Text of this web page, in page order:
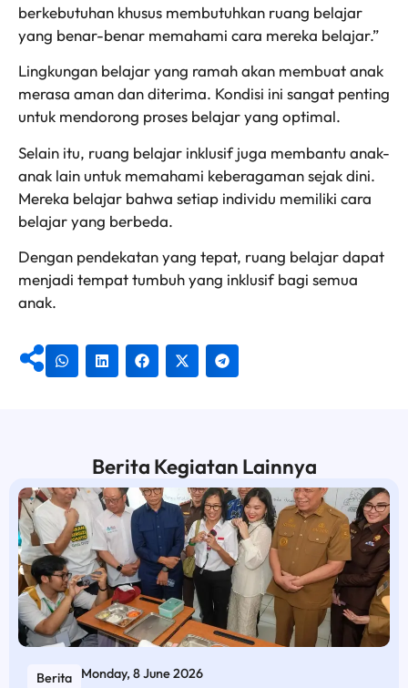
berkebutuhan khusus membutuhkan ruang belajar
yang benar-benar memahami cara mereka belajar.”
Lingkungan belajar yang ramah akan membuat anak
merasa aman dan diterima. Kondisi ini sangat penting
untuk mendorong proses belajar yang optimal.
Selain itu, ruang belajar inklusif juga membantu anak-
anak lain untuk memahami keberagaman sejak dini.
Mereka belajar bahwa setiap individu memiliki cara
belajar yang berbeda.
Dengan pendekatan yang tepat, ruang belajar dapat
menjadi tempat tumbuh yang inklusif bagi semua
anak.
Berita Kegiatan Lainnya
Berita Monday, 8 June 2026